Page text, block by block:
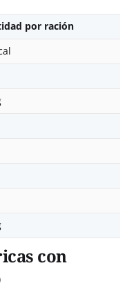
por ración
con